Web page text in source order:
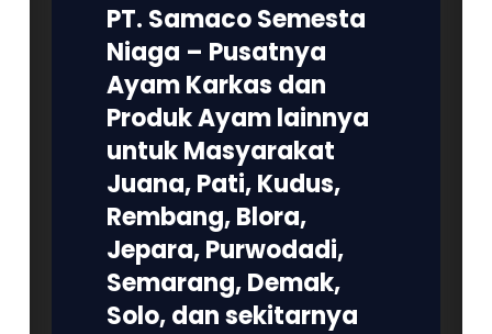
PT. Samaco Semesta
Niaga – Pusatnya
Ayam Karkas dan
Produk Ayam lainnya
untuk Masyarakat
Juana, Pati, Kudus,
Rembang, Blora,
Jepara, Purwodadi,
Semarang, Demak,
Solo, dan sekitarnya